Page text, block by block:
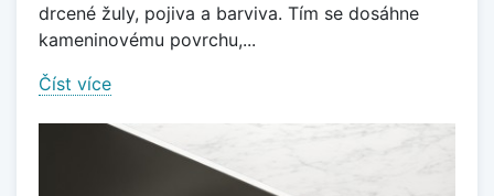
drcené žuly, pojiva a barviva. Tím se dosáhne
kameninovému povrchu,...
Číst více